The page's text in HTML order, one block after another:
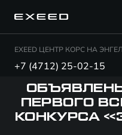
EXEED ЦЕНТР КОРС НА
+7 (4712) 25-02-15
ПЕРВОГО
КОНКУРСА